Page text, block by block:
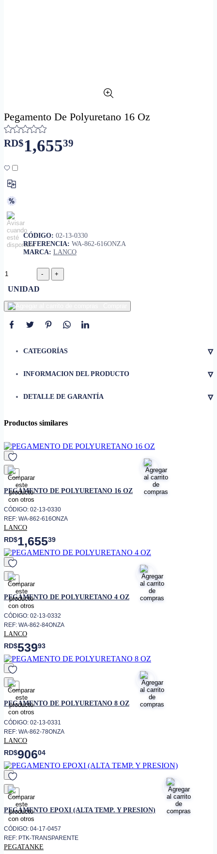
Pegamento De Polyuretano 16 Oz
RD$1,65539
CÓDIGO: 02-13-0330
REFERENCIA: WA-862-616ONZA
MARCA: LANCO
UNIDAD
CATEGORÍAS ▿
INFORMACION DEL PRODUCTO ▿
• Excelente adhesión en
• Resistente al agua y humedad
pororsas y no porosas
• Puertas de Madera
• Gabinetes
• Cuero
• Corcho
laminados a cualquier
superficie de madera. Además,
es una excelente pega multi-
usos.
DETALLE DE GARANTÍA ▿
Productos similares
favorito
PEGAMENTO DE POLYURETANO 16 OZ
CÓDIGO: 02-13-0330
REF: WA-862-616ONZA
LANCO
RD$1,65539
favorito
PEGAMENTO DE POLYURETANO 4 OZ
CÓDIGO: 02-13-0332
REF: WA-862-84ONZA
LANCO
RD$53993
favorito
PEGAMENTO DE POLYURETANO 8 OZ
CÓDIGO: 02-13-0331
REF: WA-862-78ONZA
LANCO
RD$90604
favorito
PEGAMENTO EPOXI (ALTA TEMP. Y PRESION)
CÓDIGO: 04-17-0457
REF: PTK-TRANSPARENTE
PEGATANKE